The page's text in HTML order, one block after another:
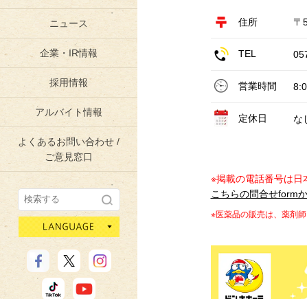
ニュース
企業・IR情報
採用情報
アルバイト情報
よくあるお問い合わせ /
ご意見窓口
住所 〒
TEL
営業時間
定休日 な
※掲載の電話番号は日
こちらの問合せform
※医薬品の販売は、薬剤